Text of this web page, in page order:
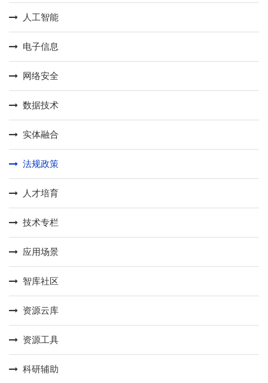
人工智能
电子信息
网络安全
数据技术
实体融合
法规政策
人才培育
技术专栏
应用场景
智库社区
资源云库
资源工具
科研辅助